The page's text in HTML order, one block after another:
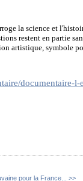
la science et
restent en partie
artistique, symbole
documentaire-
pour la France... >>